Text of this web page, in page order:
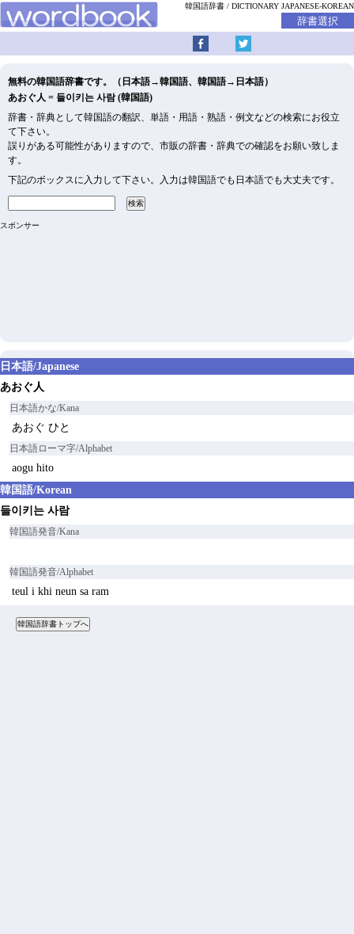
韓国語辞書 DICTIONARY JAPANESE-KOREAN
無料の韓国語辞書です。（日本語→韓国語、韓国語→日本語）
あおぐ人 = 들이키는 사람 (韓国語)
辞書・辞典として韓国語の翻訳、単語・用語・熟語・例文などの検索にお役立
て下さい。
誤りがある可能性がありますので、市販の辞書・辞典での確認をお願い致しま
す。
下記のボックスに入力して下さい。入力は韓国語でも日本語でも大丈夫です。
日本語/Japanese
あおぐ人
日本語かな/Kana
あおぐ ひと
日本語ローマ字/Alphabet
aogu hito
韓国語/Korean
들이키는 사람
韓国語発音/Kana
韓国語発音/Alphabet
teul i khi neun sa ram
スポンサー